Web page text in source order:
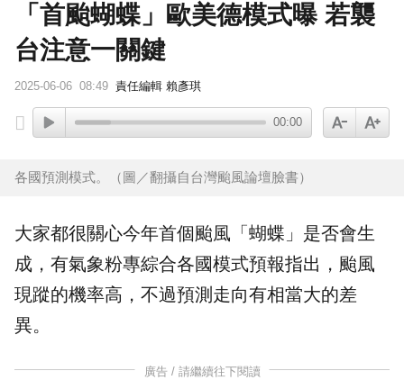
「首颱蝴蝶」歐美德模式曝 若襲
台注意一關鍵
2025-06-06 08:49 責任編輯 賴彥琪
00:00
各國預測模式。（圖／翻攝自台灣颱風論壇臉書）
大家都很關心今年首個颱風 「蝴蝶」是否會生
成，有氣象粉專綜合各國模式預報指出，颱風
現蹤的機率高，不過預測走向有相當大的差
異。
廣告 / 請繼續往下閱讀